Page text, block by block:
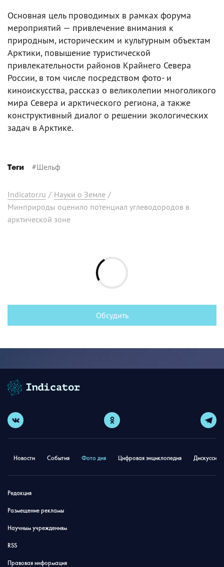
Основная цель проводимых в рамках форума
мероприятий — привлечение внимания к
природным, историческим и культурным объектам
Арктики, повышение туристической
привлекательности районов Крайнего Севера
России, в том числе посредством фото- и
киноискусства, рассказ о великолепии многоликого
мира Севера и арктического региона, а также
конструктивный диалог о решении экологических
задач в Арктике.
Теги #Шельф
Indicator.ru / Науки о Земле /
Минприроды оценило потенциал углеводородов в
арктической зоне
Обсудить
Новости События Фото дня Цифровая энциклопедия
Редакция
Размещение рекламы
Научным учреждениям
RSS
Правовая информация